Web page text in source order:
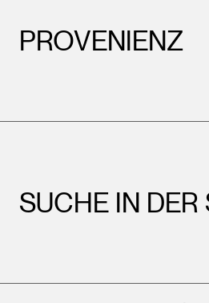
PROVENIENZ
SUCHE IN